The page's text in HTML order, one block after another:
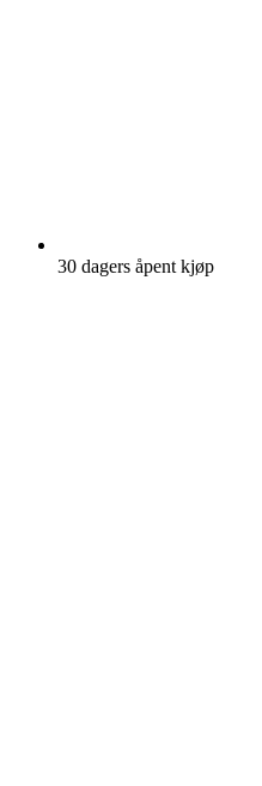
30 dagers åpent kjøp